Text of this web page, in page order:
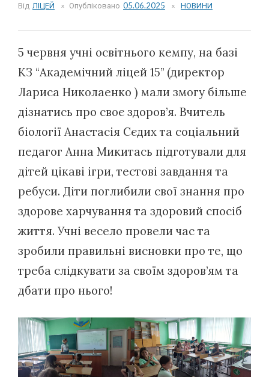
Від ЛІЦЕЙ Опубліковано 05.06.2025 НОВИНИ
5 червня учні освітнього кемпу, на базі
КЗ “Академічний ліцей 15” (директор
Лариса Николаенко ) мали змогу більше
дізнатись про своє здоров’я. Вчитель
біології Анастасія Сєдих та соціальний
педагог Анна Микитась підготували для
дітей цікаві ігри, тестові завдання та
ребуси. Діти поглибили свої знання про
здорове харчування та здоровий спосіб
життя. Учні весело провели час та
зробили правильні висновки про те, що
треба слідкувати за своїм здоров’ям та
дбати про нього!